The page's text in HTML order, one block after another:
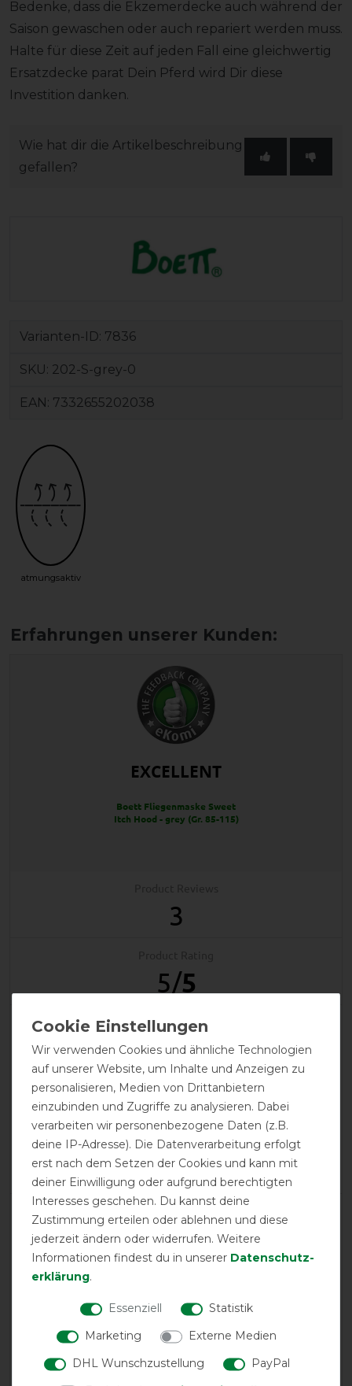
Bedenke, dass die Ekzemerdecke auch während der
Saison gewaschen oder auch repariert werden muss.
Halte für diese Zeit auf jeden Fall eine gleichwertig
Ersatzdecke parat Dein Pferd wird Dir diese
Investition danken.
Wie hat dir die Artikelbeschreibung
gefallen?
Varianten-ID: 7836
SKU: 202-S-grey-0
EAN: 7332655202038
atmungsaktiv
EXCELLENT
Boett Fliegenmaske Sweet
Itch Hood - grey (Gr. 85-115)
3
5/5
product experience
calculated from 3 customer reviews
Positive
100%
Neutral
0%
Negative
0%
LATEST REVIEWS
07.10.2023
Guter Preis Schnelle Lieferung und die Einzig wahre
Ekzemerhaube
12.02.2018
Sehr gute qualität Schnelle lieferung
Wir verwenden Cookies und ähnliche Technologien
auf unserer Website, um Inhalte und Anzeigen zu
personalisieren, Medien von Drittanbietern
einzubinden und Zugriffe zu analysieren. Dabei
verarbeiten wir personenbezogene Daten (z.B.
deine IP-Adresse). Die Datenverarbeitung erfolgt
erst nach dem Setzen der Cookies und kann mit
deiner Einwilligung oder aufgrund berechtigten
Interesses geschehen. Du kannst deine
Zustimmung erteilen oder ablehnen und diese
jederzeit ändern oder widerrufen. Weitere
Informationen findest du in unserer Daten­schutz­
erklärung.
Essenziell
Statistik
Marketing
Externe Medien
DHL Wunschzustellung
PayPal